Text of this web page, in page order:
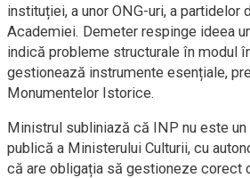
instituției, a unor ONG-uri, a partidelor
Academiei. Demeter respinge ideea
indică probleme structurale în modul
gestionează instrumente esențiale,
Monumentelor Istorice.
Ministrul subliniază că INP nu este
publică a Ministerului Culturii, cu
că are obligația să gestioneze corect